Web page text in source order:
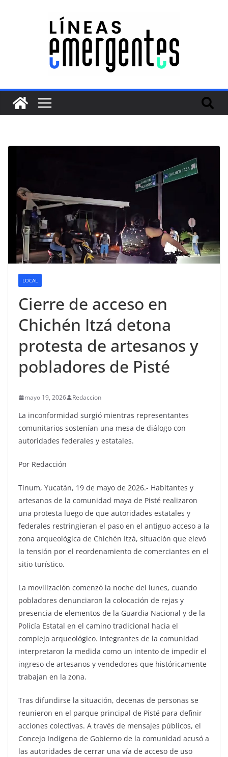
LOCAL
Cierre de acceso en
Chichén Itzá detona
protesta de artesanos y
pobladores de Pisté
mayo 19, 2026 Redaccion
La inconformidad surgió mientras representantes
comunitarios sostenían una mesa de diálogo con
autoridades federales y estatales.
Por Redacción
Tinum, Yucatán, 19 de mayo de 2026.- Habitantes y
artesanos de la comunidad maya de Pisté realizaron
una protesta luego de que autoridades estatales y
federales restringieran el paso en el antiguo acceso a la
zona arqueológica de Chichén Itzá, situación que elevó
la tensión por el reordenamiento de comerciantes en el
sitio turístico.
La movilización comenzó la noche del lunes, cuando
pobladores denunciaron la colocación de rejas y
presencia de elementos de la Guardia Nacional y de la
Policía Estatal en el camino tradicional hacia el
complejo arqueológico. Integrantes de la comunidad
interpretaron la medida como un intento de impedir el
ingreso de artesanos y vendedores que históricamente
trabajan en la zona.
Tras difundirse la situación, decenas de personas se
reunieron en el parque principal de Pisté para definir
acciones colectivas. A través de mensajes públicos, el
Concejo Indígena de Gobierno de la comunidad acusó a
las autoridades de cerrar una vía de acceso de uso